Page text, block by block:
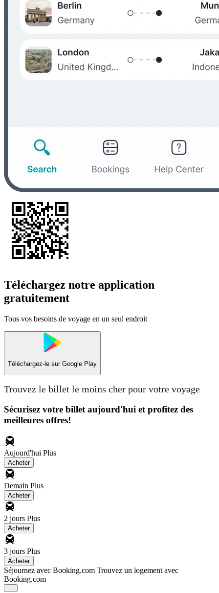
Téléchargez notre application
gratuitement
Tous vos besoins de voyage en un seul endroit
Téléchargez-le sur Google Play
Trouvez le billet le moins cher pour votre voyage
Sécurisez votre billet aujourd'hui et profitez des
meilleures offres!
Aujourd'hui Plus
Acheter
Demain Plus
Acheter
2 jours Plus
Acheter
3 jours Plus
Acheter
Séjournez avec Booking.com Trouvez un logement avec
Booking.com